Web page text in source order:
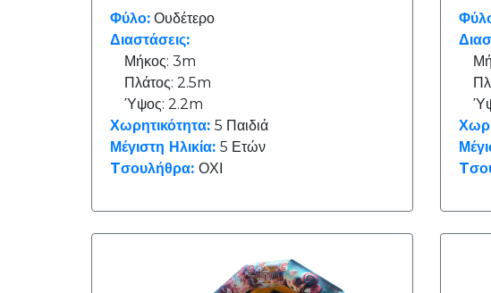
Φύλο: Ουδέτερο
Διαστάσεις:
Μήκος: 3m
Πλάτος: 2.5m
Ύψος: 2.2m
Χωρητικότητα: 5 Παιδιά
Μέγιστη Ηλικία: 5 Ετών
Tσουλήθρα: ΟΧΙ